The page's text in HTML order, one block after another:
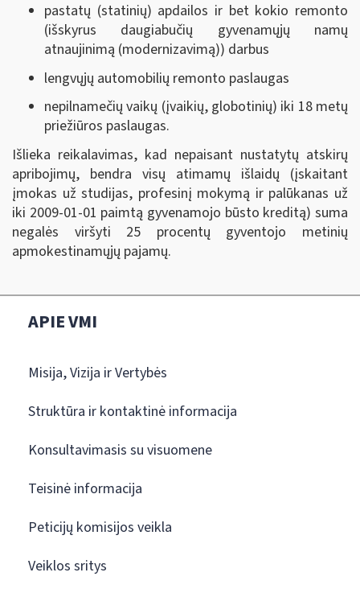
pastatų (statinių) apdailos ir bet kokio remonto
(išskyrus daugiabučių gyvenamųjų namų
atnaujinimą (modernizavimą)) darbus
lengvųjų automobilių remonto paslaugas
nepilnamečių vaikų (įvaikių, globotinių) iki 18 metų
priežiūros paslaugas.
Išlieka reikalavimas, kad nepaisant nustatytų atskirų
apribojimų, bendra visų atimamų išlaidų (įskaitant
įmokas už studijas, profesinį mokymą ir palūkanas už
iki 2009-01-01 paimtą gyvenamojo būsto kreditą) suma
negalės viršyti 25 procentų gyventojo metinių
apmokestinamųjų pajamų.
APIE VMI
Misija, Vizija ir Vertybės
Struktūra ir kontaktinė informacija
Konsultavimasis su visuomene
Teisinė informacija
Peticijų komisijos veikla
Veiklos sritys